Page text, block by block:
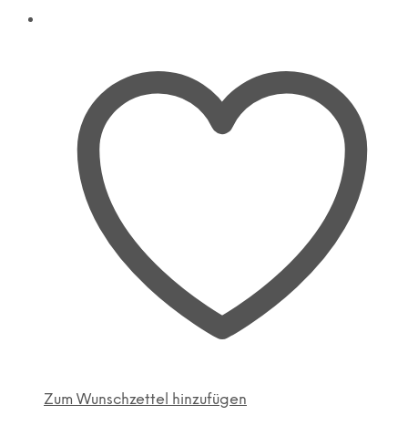
Zum Wunschzettel hinzufügen